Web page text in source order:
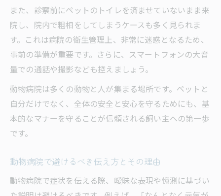
また、診察前にペットのトイレを済ませていないまま来
院し、院内で粗相をしてしまうケースも多く見られま
す。これは病院の衛生管理上、非常に迷惑となるため、
事前の準備が重要です。さらに、スマートフォンの大音
量での通話や撮影なども控えましょう。
動物病院は多くの動物と人が集まる場所です。ペットと
自分だけでなく、全体の安全と安心を守るためにも、基
本的なマナーを守ることが信頼される飼い主への第一歩
です。
動物病院で避けるべき伝え方とその理由
動物病院で症状を伝える際、曖昧な表現や憶測に基づい